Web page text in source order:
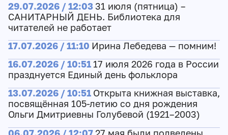
29.07.2026 / 12:03 31 июля (пятница) –
САНИТАРНЫЙ ДЕНЬ. Библиотека для
читателей не работает
17.07.2026 / 11:10 Ирина Лебедева — помним!
16.07.2026 / 10:51 17 июля 2026 года в России
празднуется Единый день фольклора
13.07.2026 / 10:51 Открыта книжная выставка,
посвящённая 105-летию со дня рождения
Ольги Дмитриевны Голубевой (1921–2003)